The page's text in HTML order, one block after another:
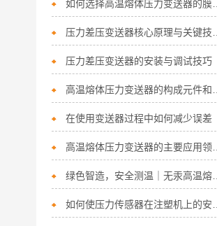
如何选择高温熔体压力变送器的膜片？
压力差压变送器的安装与调试技巧
在使用变送器过程中如何减少误差
高温熔体压力变送器的主要应用领域和技术要求
绿色智造，安全测温｜无汞高温熔体压力变送器，重塑高温测量新标准